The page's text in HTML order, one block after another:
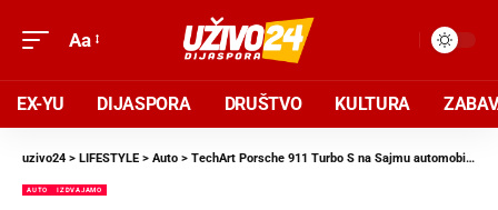
Aa
EX-YU DIJASPORA DRUŠTVO KULTURA
uzivo24 > LIFESTYLE > Auto > TechArt Porsche 911 Turbo S na Sajmu automobila u Tokiju
AUTO IZDVAJAMO